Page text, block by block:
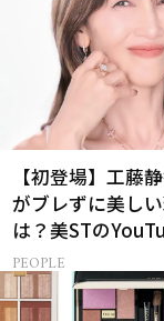
【初登場】工藤
がブレずに美し
は？美STの
ALL私物の「ポー
身」も大公開！
PEOPLE